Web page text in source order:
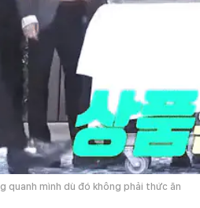
quanh mình dù đó không phải thức ăn